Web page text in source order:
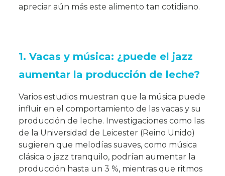
apreciar aún más este alimento tan cotidiano.
1. Vacas y música: ¿puede el jazz
aumentar la producción de leche?
Varios estudios muestran que la música puede
influir en el comportamiento de las vacas y su
producción de leche. Investigaciones como las
de la Universidad de Leicester (Reino Unido)
sugieren que melodías suaves, como música
clásica o jazz tranquilo, podrían aumentar la
producción hasta un 3 %, mientras que ritmos